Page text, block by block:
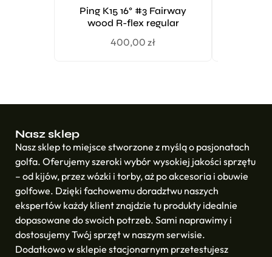
Ping K15 16° #3 Fairway
wood R-flex regular
400,00 zł
Nasz sklep
Nasz sklep to miejsce stworzone z myślą o pasjonatach
golfa. Oferujemy szeroki wybór wysokiej jakości sprzętu
– od kijów, przez wózki i torby, aż po akcesoria i obuwie
golfowe. Dzięki fachowemu doradztwu naszych
ekspertów każdy klient znajdzie tu produkty idealnie
dopasowane do swoich potrzeb. Sami naprawimy i
dostosujemy Twój sprzęt w naszym serwisie.
Dodatkowo w sklepie stacjonarnym przetestujesz